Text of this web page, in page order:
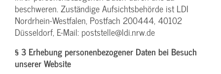
beschweren. Zuständige Aufsichtsbehörde ist LDI
Nordrhein-Westfalen, Postfach 200444, 40102
Düsseldorf, E-Mail: poststelle@ldi.nrw.de
§ 3 Erhebung personenbezogener Daten bei Besuch
unserer Website